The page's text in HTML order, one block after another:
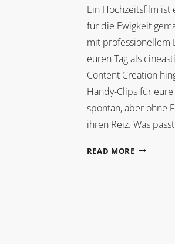
Ein Hochzeitsfilm ist
für die Ewigkeit
mit professionellem
euren Tag als
Content Creation
Handy-Clips für
spontan, aber ohne
ihren Reiz. Was
READ MORECONTENT